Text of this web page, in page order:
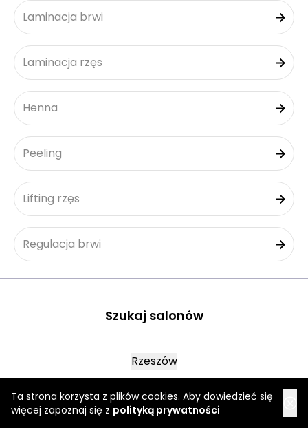
Ta strona korzysta z plików cookies. Aby dowiedzieć się
więcej zapoznaj się z polityką prywatności
Laminacja brwi
Laminacja rzęs
Henna
Peeling
Lifting rzęs
Regulacja brwi
Szukaj salonów
Rzeszów
Wrocław
Warszawa